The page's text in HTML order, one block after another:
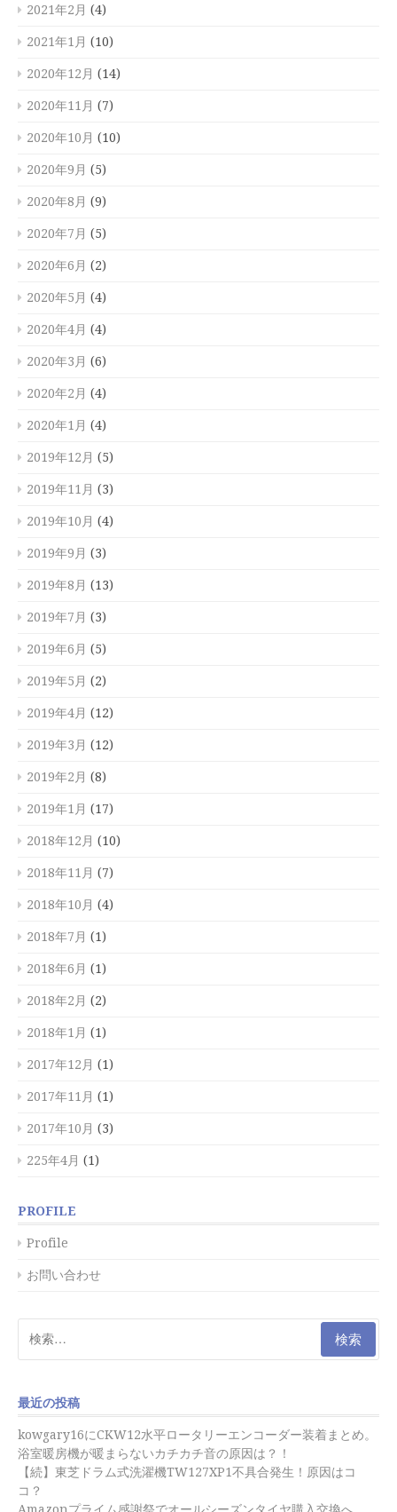
2021年2月 (4)
2021年1月 (10)
2020年12月 (14)
2020年11月 (7)
2020年10月 (10)
2020年9月 (5)
2020年8月 (9)
2020年7月 (5)
2020年6月 (2)
2020年5月 (4)
2020年4月 (4)
2020年3月 (6)
2020年2月 (4)
2020年1月 (4)
2019年12月 (5)
2019年11月 (3)
2019年10月 (4)
2019年9月 (3)
2019年8月 (13)
2019年7月 (3)
2019年6月 (5)
2019年5月 (2)
2019年4月 (12)
2019年3月 (12)
2019年2月 (8)
2019年1月 (17)
2018年12月 (10)
2018年11月 (7)
2018年10月 (4)
2018年7月 (1)
2018年6月 (1)
2018年2月 (2)
2018年1月 (1)
2017年12月 (1)
2017年11月 (1)
2017年10月 (3)
225年4月 (1)
PROFILE
Profile
お問い合わせ
索:
最近の投稿
kowgary16にCKW12水平ロータリーエンコーダー装着まとめ。
浴室暖房機が暖まらないカチカチ音の原因は？！
【続】東芝ドラム式洗濯機TW127XP1不具合発生！原因はコ
コ？